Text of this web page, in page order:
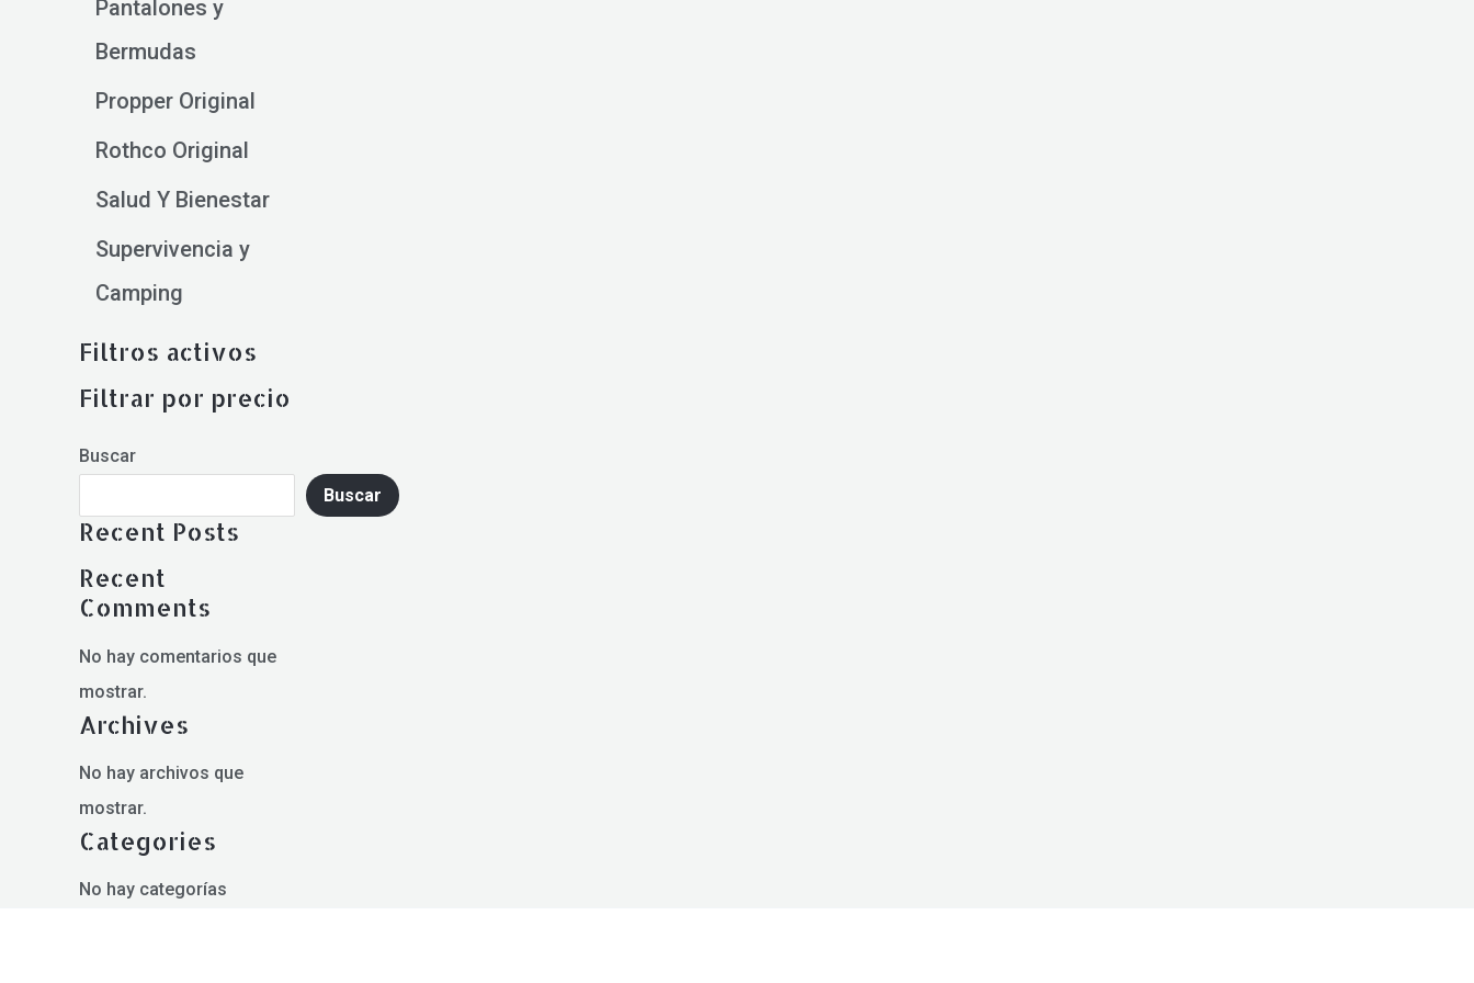
Pantalones y
Bermudas
Propper Original
Rothco Original
Salud Y Bienestar
Supervivencia y
Camping
Filtros activos
Filtrar por precio
Buscar
Buscar
Recent Posts
Recent
Comments
No hay comentarios que
mostrar.
Archives
No hay archivos que
mostrar.
Categories
No hay categorías